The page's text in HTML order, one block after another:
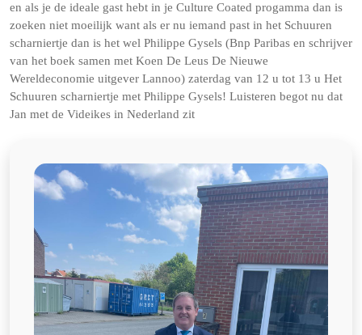
en als je de ideale gast hebt in je Culture Coated progamma dan is
zoeken niet moeilijk want als er nu iemand past in het Schuuren
scharniertje dan is het wel Philippe Gysels (Bnp Paribas en schrijver
van het boek samen met Koen De Leus De Nieuwe
Wereldeconomie uitgever Lannoo) zaterdag van 12 u tot 13 u Het
Schuuren scharniertje met Philippe Gysels! Luisteren begot nu dat
Jan met de Videikes in Nederland zit